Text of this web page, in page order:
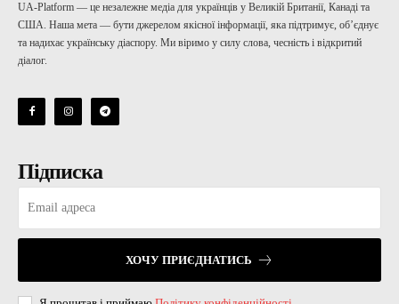
UA-Platform — це незалежне медіа для українців у Великій Британії, Канаді та
США. Наша мета — бути джерелом якісної інформації, яка підтримує, об’єднує
та надихає українську діаспору. Ми віримо у силу слова, чесність і відкритий
діалог.
Підписка
ХОЧУ ПРИЄДНАТИСЬ